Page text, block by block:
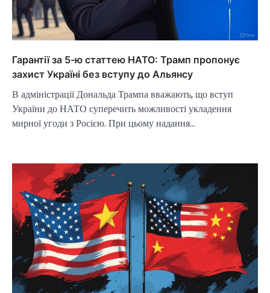
Гарантії за 5-ю статтею НАТО: Трамп пропонує
захист Україні без вступу до Альянсу
В адміністрації Дональда Трампа вважають, що вступ
України до НАТО суперечить можливості укладення
мирної угоди з Росією. При цьому надання…